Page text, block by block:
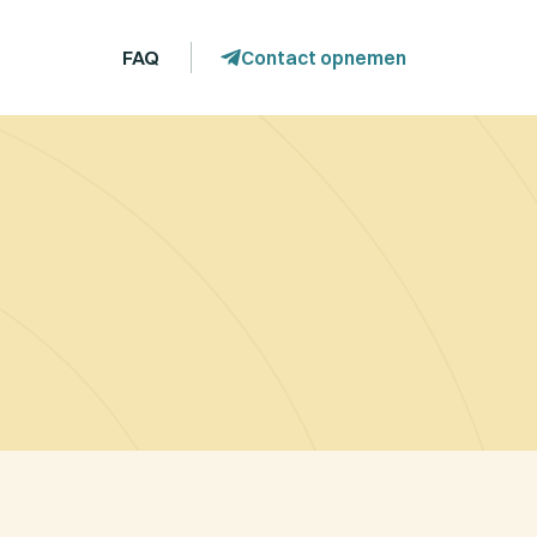
FAQ Contact opnemen